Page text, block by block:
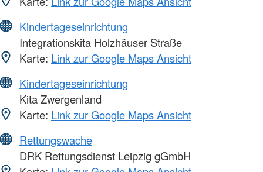
Kindertageseinrichtung
Integrationskita Holzhäuser Straße
Karte: Link zur Google Maps Ansicht
Kindertageseinrichtung
Kita Zwergenland
Karte: Link zur Google Maps Ansicht
Rettungswache
DRK Rettungsdienst Leipzig gGmbH